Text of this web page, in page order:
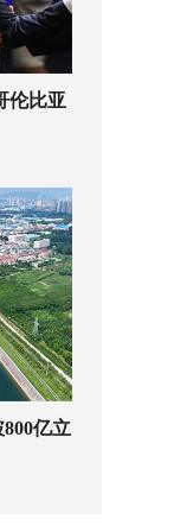
伦比亚
亿立